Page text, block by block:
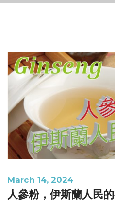
March 14, 2024
人參粉，伊斯蘭人民